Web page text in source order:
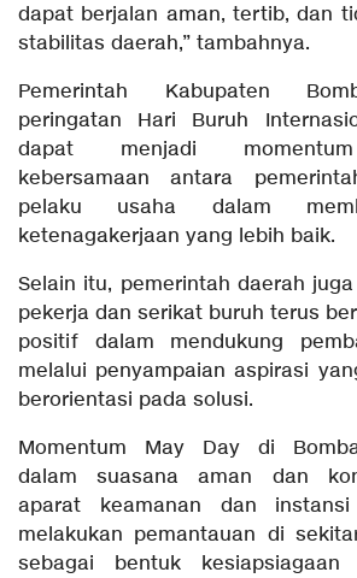
dapat berjalan aman, tertib, dan
stabilitas daerah,” tambahnya.
Pemerintah Kabupaten
peringatan Hari Buruh
dapat menjadi
kebersamaan antara
pelaku usaha dalam
ketenagakerjaan yang lebih baik.
Selain itu, pemerintah daerah
pekerja dan serikat buruh terus
positif dalam mendukung
melalui penyampaian aspirasi
berorientasi pada solusi.
Momentum May Day di
dalam suasana aman dan
aparat keamanan dan
melakukan pemantauan di
sebagai bentuk kesiapsiagaan